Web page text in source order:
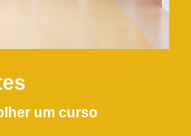
um curso